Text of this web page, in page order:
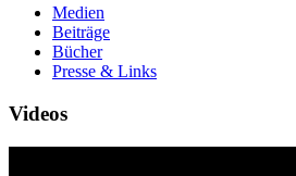
Medien
Beiträge
Bücher
Presse & Links
Videos